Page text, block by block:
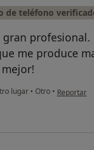
de teléfono
me produce
mejor!
lugar • Otro • en opinión
Reportar